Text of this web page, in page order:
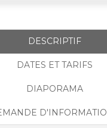
DESCRIPTIF
DATES ET TARIFS
DIAPORAMA